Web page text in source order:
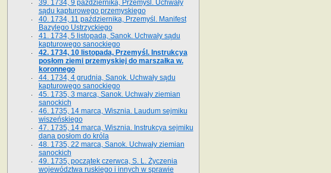
39. 1734, 9 października, Przemyśl. Uchwały
sądu kapturowego przemyskiego
40. 1734, 11 października, Przemyśl. Manifest
Bazylego Ustrzyckiego
41. 1734, 5 listopada, Sanok. Uchwały sądu
kapturowego sanockiego
42. 1734, 10 listopada, Przemyśl. Instrukcya
posłom ziemi przemyskiej do marszałka w.
koronnego
44. 1734, 4 grudnia, Sanok. Uchwały sądu
kapturowego sanockiego
45. 1735, 3 marca, Sanok. Uchwały ziemian
sanockich
46. 1735, 14 marca, Wisznia. Laudum sejmiku
wiszeńskiego
47. 1735, 14 marca, Wisznia. Instrukcya sejmiku
dana posłom do króla
48. 1735, 22 marca, Sanok. Uchwały ziemian
sanockich
49. 1735, początek czerwca, S. L. Życzenia
województwa ruskiego i innych w sprawie